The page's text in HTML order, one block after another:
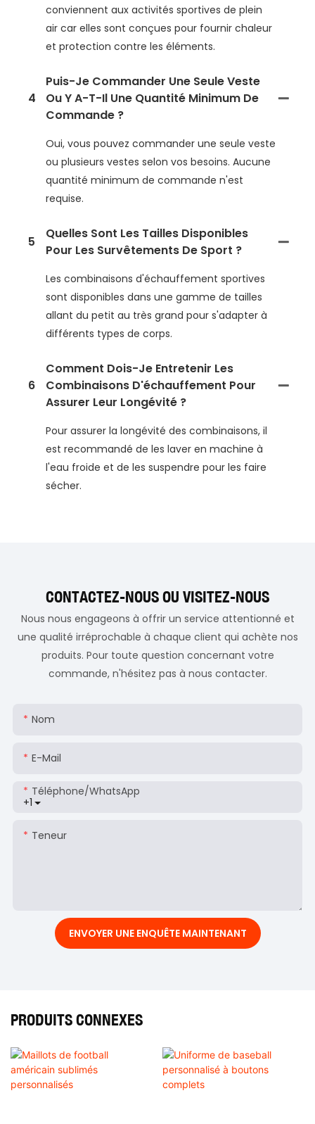
conviennent aux activités sportives de plein
air car elles sont conçues pour fournir chaleur
et protection contre les éléments.
4
Puis-Je Commander Une Seule Veste
Ou Y A-T-Il Une Quantité Minimum De
Commande ?
Oui, vous pouvez commander une seule veste
ou plusieurs vestes selon vos besoins. Aucune
quantité minimum de commande n'est
requise.
5
Quelles Sont Les Tailles Disponibles
Pour Les Survêtements De Sport ?
Les combinaisons d'échauffement sportives
sont disponibles dans une gamme de tailles
allant du petit au très grand pour s'adapter à
différents types de corps.
6
Comment Dois-Je Entretenir Les
Combinaisons D'échauffement Pour
Assurer Leur Longévité ?
Pour assurer la longévité des combinaisons, il
est recommandé de les laver en machine à
l'eau froide et de les suspendre pour les faire
sécher.
CONTACTEZ-NOUS OU VISITEZ-NOUS
Nous nous engageons à offrir un service attentionné et
une qualité irréprochable à chaque client qui achète nos
produits. Pour toute question concernant votre
commande, n'hésitez pas à nous contacter.
Nom
E-Mail
+1
Téléphone/WhatsApp
Teneur
ENVOYER UNE ENQUÊTE MAINTENANT
PRODUITS CONNEXES